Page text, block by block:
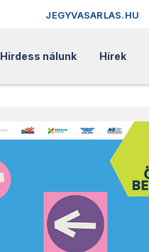
JEGYVASARLAS.HU
Hirdess nálunk Hírek